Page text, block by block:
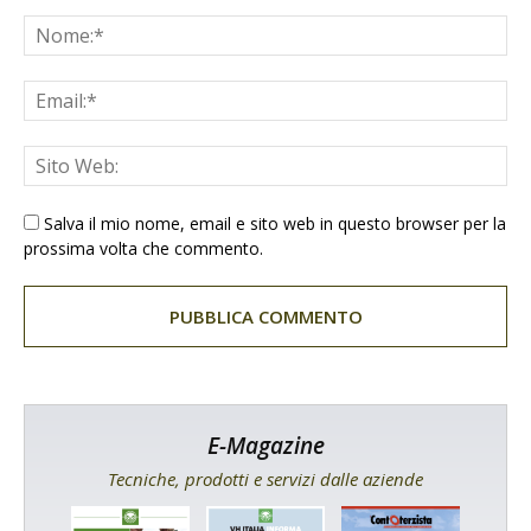
Salva il mio nome, email e sito web in questo browser per la
prossima volta che commento.
E-Magazine
Tecniche, prodotti e servizi dalle aziende